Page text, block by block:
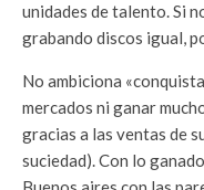
unidades de talento. Si
grabando discos igual,
No ambiciona
mercados ni ganar
gracias a las ventas de
suciedad). Con lo